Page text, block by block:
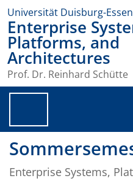
Universität Duisburg-Essen
Enterprise
Platforms, and
Architectures
Prof. Dr. Reinhard Schütte
Enterprise Systems,